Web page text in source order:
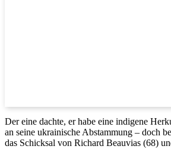
Der eine dachte, er habe eine indigene
an seine ukrainische Abstammung – doch
das Schicksal von Richard Beauvias (68)